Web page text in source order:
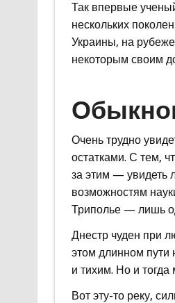
Так впервые
нескольких
Украины, на рубеже
некоторым своим
Очень трудно
остатками. С тем,
за этим — увидеть
возможностям
Триполье — лишь
Днестр чуден при
этом длинном пути
и тихим. Но и тогда
Вот эту-то реку,